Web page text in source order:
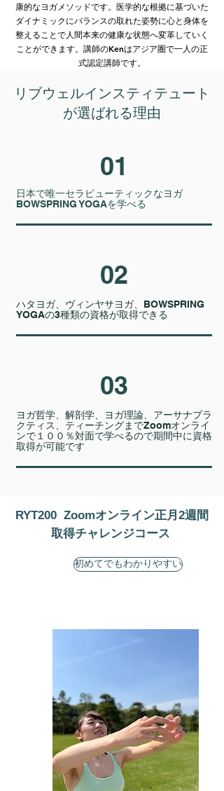
康的なヨガメソッドです。医学的な根拠に基づいた
ダイナミックにバランスの取れた姿勢に心と身体を
整えることで人間本来の健康な状態へ変革していく
ことができます。講師のKenはアジア圏で一人の正
式認定講師です。
リブウェルインスティテュート
が選ばれる理由
01
日本で唯一​セラピューティックなヨガ
BOWSPRING YOGAを学べる
02
ハタヨガ、ヴィンヤサヨガ、BOWSPRING
YOGAの3種類の資格が取得できる
03
ヨガ哲学、解剖学、ヨガ理論、 アーサナプラ
クティス、ティーチングまでZoomオンライ
ンで１００％対面で学べるので期間中に資格
取得が可能です
RYT200 Zoomオンライン正月2週間
取得チャレンジコース
初めてでもわかりやすい